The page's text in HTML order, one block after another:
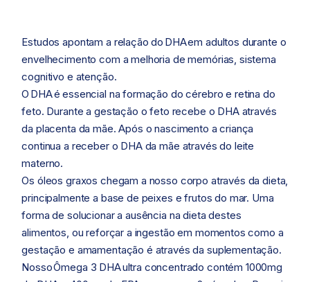
Estudos apontam a relação do DHAem adultos durante o
envelhecimento com a melhoria de memórias, sistema
cognitivo e atenção.
O DHAé essencial na formação do cérebro e retina do
feto. Durante a gestação o feto recebe o DHA através
da placenta da mãe. Após o nascimento a criança
continua a receber o DHA da mãe através do leite
materno.
Os óleos graxos chegam a nosso corpo através da dieta,
principalmente a base de peixes e frutos do mar. Uma
forma de solucionar a ausência na dieta destes
alimentos, ou reforçar a ingestão em momentos como a
gestação e amamentação é através da suplementação.
NossoÔmega 3 DHAultra concentrado contém 1000mg